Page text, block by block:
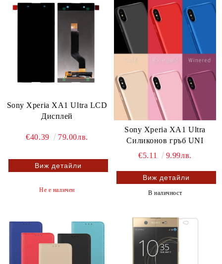
Sony Xperia XA1 Ultra LCD
Дисплей
€40.39 79.00лв.
Виж детайли
Не е наличен
Sony Xperia XA1 Ultra
Силиконов гръб UNI
€5.11
9.99лв.
Виж детайли
В наличност